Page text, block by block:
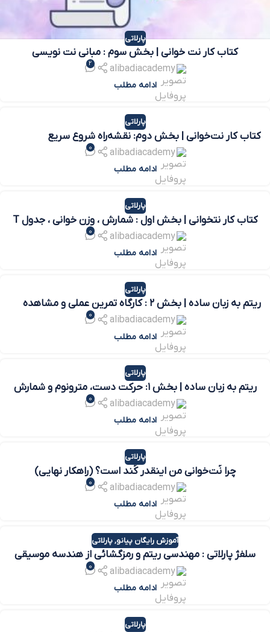
پارلاتی
کتاب کار نت خوانی | بخش سوم : مبانی نت نویسی
alibadiacademy
2
ادامه مطلب
پارلاتی
کتاب کار نت‌خوانی | بخش دوم: نقشه‌راه شروع سریع
alibadiacademy
0
ادامه مطلب
پارلاتی
کتاب کار نتخوانی | بخش اول : شمارش ، وزن خوانی ، جدول T
alibadiacademy
0
ادامه مطلب
پارلاتی
ریتم به زبان ساده | بخش ۲ : کارگاه تمرین عملی و مشاهده
alibadiacademy
0
ادامه مطلب
پارلاتی
ریتم به زبان ساده | بخش ۱: حرکت دست، مترونوم و شمارش
alibadiacademy
0
ادامه مطلب
پارلاتی
چرا نُت‌خوانی من اینقدر کُند است؟ (راهکار نهایی)
alibadiacademy
0
ادامه مطلب
آموزش رایگان پیانو,پارلاتی
سلفژ پارلاتی : مهندسی ریتم و رمزگشائی از هندسه موسیقی
alibadiacademy
0
ادامه مطلب
پارلاتی